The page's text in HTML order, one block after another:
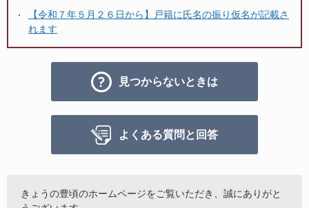
【令和７年５月２６日から】戸籍に氏名の振り仮名が記載さ
れます
見つからないときは
よくある質問と回答
きょうの豊頃のホームページをご覧いただき、誠にありがと